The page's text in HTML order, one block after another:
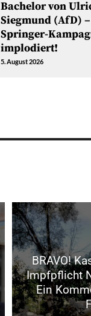
Bachelor von
Siegmund (AfD) –
Springer-
implodiert!
5. August 2026
BRAVO!
Impfpflicht
Ein